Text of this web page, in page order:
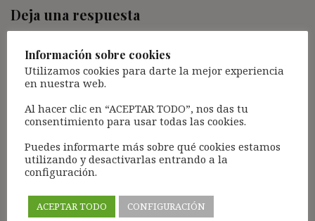
Deja una respuesta
campos obligatorios están marcados con
Comentario*
Información sobre cookies
Utilizamos cookies para darte la mejor experiencia
en nuestra web.
Al hacer clic en “ACEPTAR TODO”, nos das tu
consentimiento para usar todas las cookies.
Puedes informarte más sobre qué cookies estamos
utilizando y desactivarlas entrando a la
configuración.
ACEPTAR TODO
CONFIGURACIÓN